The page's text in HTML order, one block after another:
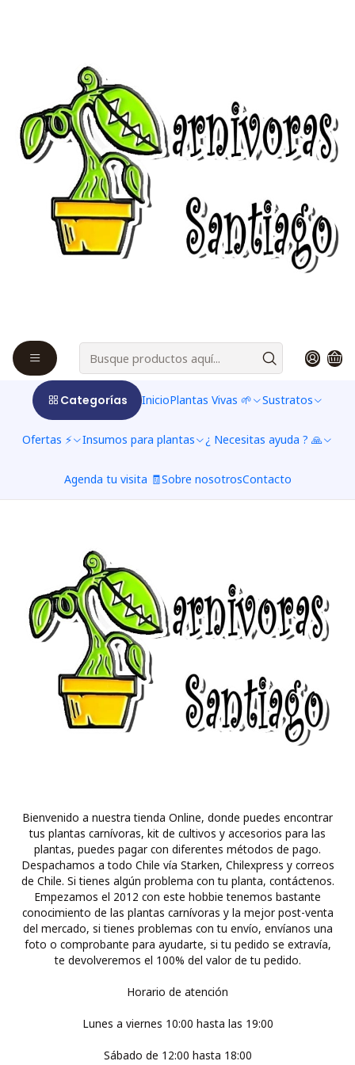
Categorías InicioPlantas Vivas 🌱 Sustratos
Ofertas ⚡ Insumos para plantas ¿ Necesitas ayuda ? 🙏
Agenda tu visita 🧾Sobre nosotrosContacto
Nordicas
Estas plantas crecen en zonas frías y deben aguantar
condiciones más duras. Las semillas se producen
normalmente en Otoño y cuando la planta "muere"
(sólo superficialmente, es el llamado proceso de
hibernación) quedan en el sustrato esperando el
final de la estación invernal. Es por ello que este tipo
de semillas deben estratificarse.
Drosera - Binata
from $2.142 CLP$2.380 CLP
See options
Bienvenido a nuestra tienda Online, donde puedes encontrar
tus plantas carnívoras, kit de cultivos y accesorios para las
plantas, puedes pagar con diferentes métodos de pago.
Despachamos a todo Chile vía Starken, Chilexpress y correos
de Chile. Si tienes algún problema con tu planta, contáctenos.
Empezamos el 2012 con este hobbie tenemos bastante
conocimiento de las plantas carnívoras y la mejor post-venta
del mercado, si tienes problemas con tu envío, envíanos una
foto o comprobante para ayudarte, si tu pedido se extravía,
te devolveremos el 100% del valor de tu pedido.
Horario de atención
Lunes a viernes 10:00 hasta las 19:00
Sábado de 12:00 hasta 18:00